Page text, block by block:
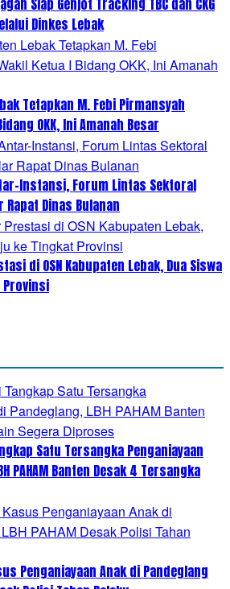
Dinkes Lebak
Tetapkan M. Febi Pirmansyah
OKK, Ini Amanah Besar
Instansi, Forum Lintas Sektoral
Rapat Dinas Bulanan
di OSN Kabupaten Lebak, Dua Siswa
Provinsi
Satu Tersangka Penganiayaan
PAHAM Banten Desak 4 Tersangka
Penganiayaan Anak di Pandeglang